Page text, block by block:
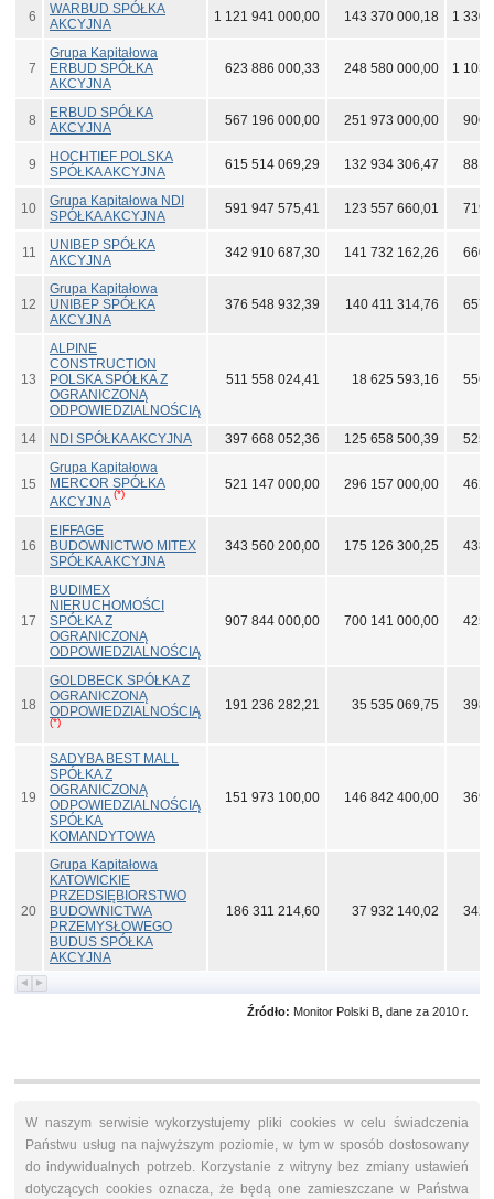
6
WARBUD SPÓŁKA
AKCYJNA
1 121 941 000,00 143 370 000,18 1 330
7
Grupa Kapitałowa
ERBUD SPÓŁKA
AKCYJNA
623 886 000,33 248 580 000,00 1 103
8
ERBUD SPÓŁKA
AKCYJNA
567 196 000,00 251 973 000,00 906
9
HOCHTIEF POLSKA
SPÓŁKA AKCYJNA
615 514 069,29 132 934 306,47 881
10
Grupa Kapitałowa NDI
SPÓŁKA AKCYJNA
591 947 575,41 123 557 660,01 719
11
UNIBEP SPÓŁKA
AKCYJNA
342 910 687,30 141 732 162,26 660
12
Grupa Kapitałowa
UNIBEP SPÓŁKA
AKCYJNA
376 548 932,39 140 411 314,76 657
13
ALPINE
CONSTRUCTION
POLSKA SPÓŁKA Z
OGRANICZONĄ
ODPOWIEDZIALNOŚCIĄ
511 558 024,41 18 625 593,16 556
14 NDI SPÓŁKA AKCYJNA 397 668 052,36 125 658 500,39 525
15
Grupa Kapitałowa
MERCOR SPÓŁKA
AKCYJNA
(*)
521 147 000,00 296 157 000,00 462
16
EIFFAGE
BUDOWNICTWO MITEX
SPÓŁKA AKCYJNA
343 560 200,00 175 126 300,25 438
17
BUDIMEX
NIERUCHOMOŚCI
SPÓŁKA Z
OGRANICZONĄ
ODPOWIEDZIALNOŚCIĄ
907 844 000,00 700 141 000,00 425
18
GOLDBECK SPÓŁKA Z
OGRANICZONĄ
ODPOWIEDZIALNOŚCIĄ
(*)
191 236 282,21 35 535 069,75 398
19
SADYBA BEST MALL
SPÓŁKA Z
OGRANICZONĄ
ODPOWIEDZIALNOŚCIĄ
SPÓŁKA
KOMANDYTOWA
151 973 100,00 146 842 400,00 369
20
Grupa Kapitałowa
KATOWICKIE
PRZEDSIĘBIORSTWO
BUDOWNICTWA
PRZEMYSŁOWEGO
BUDUS SPÓŁKA
AKCYJNA
186 311 214,60 37 932 140,02 342
Źródło: Monitor Polski B, dane za 2010 r.
W naszym serwisie wykorzystujemy pliki cookies w celu świadczenia
Państwu usług na najwyższym poziomie, w tym w sposób dostosowany
do indywidualnych potrzeb. Korzystanie z witryny bez zmiany ustawień
dotyczących cookies oznacza, że będą one zamieszczane w Państwa